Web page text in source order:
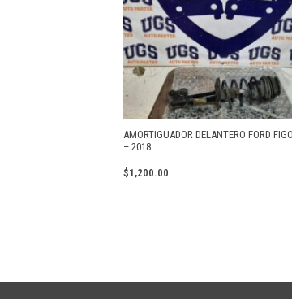
AMORTIGUADOR DELANTERO FORD
– 2018
$1,200.00